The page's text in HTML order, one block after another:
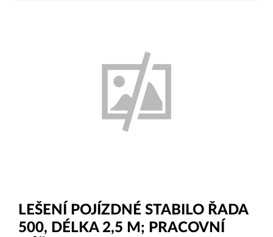
LEŠENÍ POJÍZDNÉ STABILO ŘADA
500, DÉLKA 2,5 M; PRACOVNÍ